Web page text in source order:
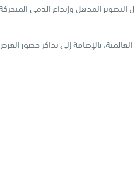
المذهل وإبداع الدمى
بالإضافة إلى تذاكر حضور